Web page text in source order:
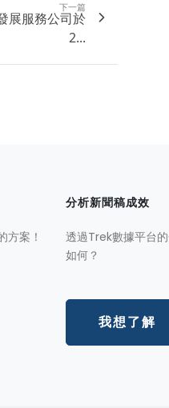
下一篇
展服務公司於
2...
方案！
分析新聞稿成效
透過Trek數據平台
如何？
我想了解